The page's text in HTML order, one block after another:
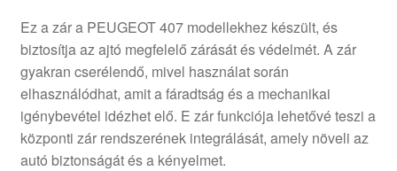
Ez a zár a PEUGEOT 407 modellekhez készült, és
biztosítja az ajtó megfelelő zárását és védelmét. A zár
gyakran cserélendő, mivel használat során
elhasználódhat, amit a fáradtság és a mechanikai
igénybevétel idézhet elő. E zár funkciója lehetővé teszi a
központi zár rendszerének integrálását, amely növeli az
autó biztonságát és a kényelmet.